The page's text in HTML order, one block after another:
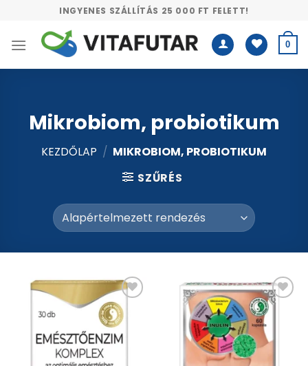
content
INGYENES SZÁLLÍTÁS 25 000 FT FELETT!
0
Mikrobiom, probiotikum
KEZDŐLAP / MIKROBIOM, PROBIOTIKUM
SZŰRÉS
Kívánságlistához
adás
Kívánságlistához
adás